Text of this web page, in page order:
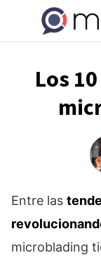
contenido
Los
Entre las
microblading